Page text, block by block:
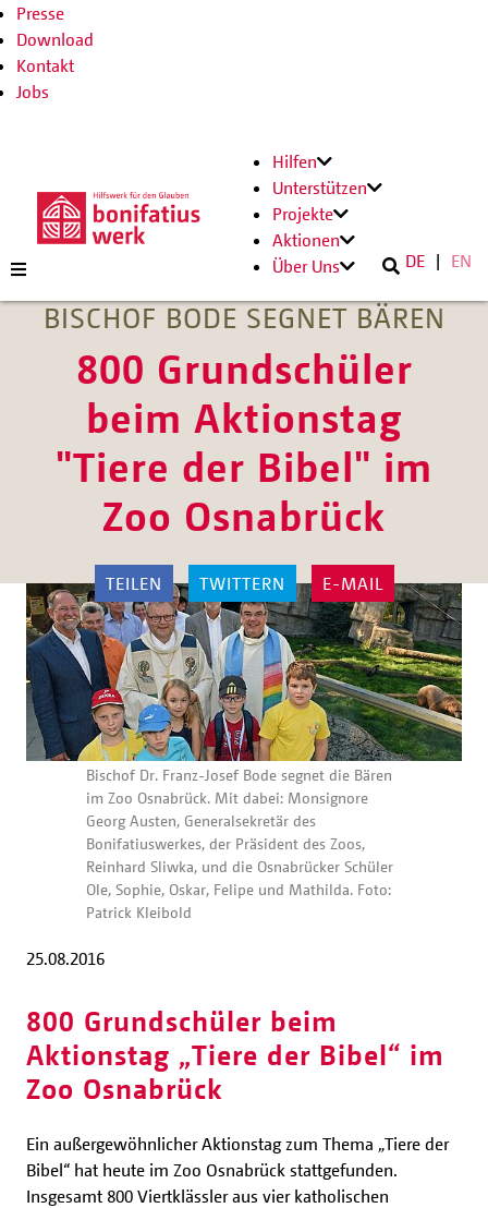
Presse
Download
Kontakt
Jobs
Hilfen
Unterstützen
Projekte
Aktionen
Über Uns
DE EN
BISCHOF BODE SEGNET BÄREN
800 Grundschüler
beim Aktionstag
"Tiere der Bibel" im
Zoo Osnabrück
TEILEN TWITTERN E-MAIL
Bischof Dr. Franz-Josef Bode segnet die Bären
im Zoo Osnabrück. Mit dabei: Monsignore
Georg Austen, Generalsekretär des
Bonifatiuswerkes, der Präsident des Zoos,
Reinhard Sliwka, und die Osnabrücker Schüler
Ole, Sophie, Oskar, Felipe und Mathilda. Foto:
Patrick Kleibold
25.08.2016
800 Grundschüler beim
Aktionstag „Tiere der Bibel“ im
Zoo Osnabrück
Ein außergewöhnlicher Aktionstag zum Thema „Tiere der
Bibel“ hat heute im Zoo Osnabrück stattgefunden.
Insgesamt 800 Viertklässler aus vier katholischen